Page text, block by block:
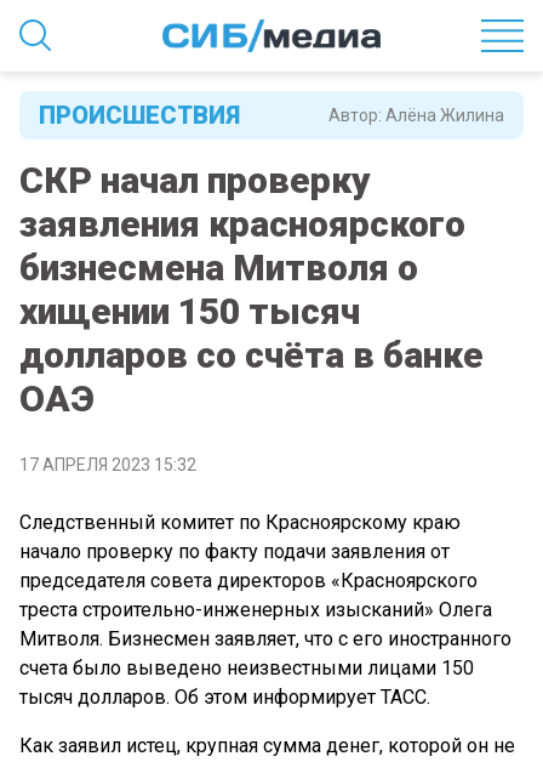
Автор: Алёна Жилина
ПРОИСШЕСТВИЯ
СКР начал проверку
заявления красноярского
бизнесмена Митволя о
хищении 150 тысяч
долларов со счёта в банке
ОАЭ
17 АПРЕЛЯ 2023 15:32
Следственный комитет по Красноярскому краю
начало проверку по факту подачи заявления от
председателя совета директоров «Красноярского
треста строительно-инженерных изысканий» Олега
Митволя. Бизнесмен заявляет, что с его иностранного
счета было выведено неизвестными лицами 150
тысяч долларов. Об этом информирует ТАСС.
Как заявил истец, крупная сумма денег, которой он не